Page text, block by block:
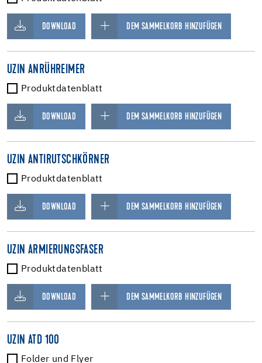
DOWNLOAD DEM SAMMELKORB HINZUFÜGEN
UZIN ANRÜHREIMER
Produktdatenblatt
DOWNLOAD DEM SAMMELKORB HINZUFÜGEN
UZIN ANTIRUTSCHKÖRNER
Produktdatenblatt
DOWNLOAD DEM SAMMELKORB HINZUFÜGEN
UZIN ARMIERUNGSFASER
Produktdatenblatt
DOWNLOAD DEM SAMMELKORB HINZUFÜGEN
UZIN ATD 100
Folder und Flyer